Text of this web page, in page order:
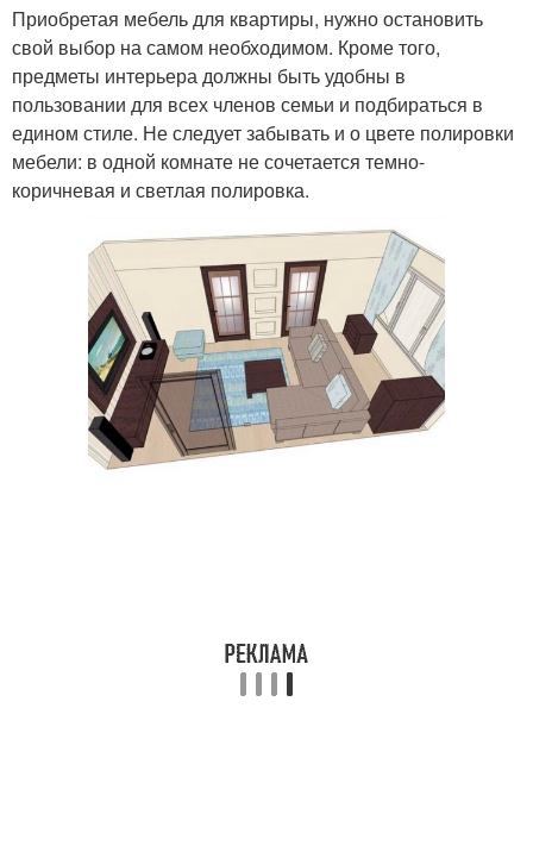
Приобретая мебель для квартиры, нужно остановить
свой выбор на самом необходимом. Кроме того,
предметы интерьера должны быть удобны в
пользовании для всех членов семьи и подбираться в
едином стиле. Не следует забывать и о цвете полировки
мебели: в одной комнате не сочетается темно-
коричневая и светлая полировка.